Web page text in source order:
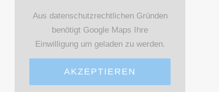
Aus datenschutzrechtlichen Gründen
benötigt Google Maps Ihre
Einwilligung um geladen zu werden.
AKZEPTIEREN